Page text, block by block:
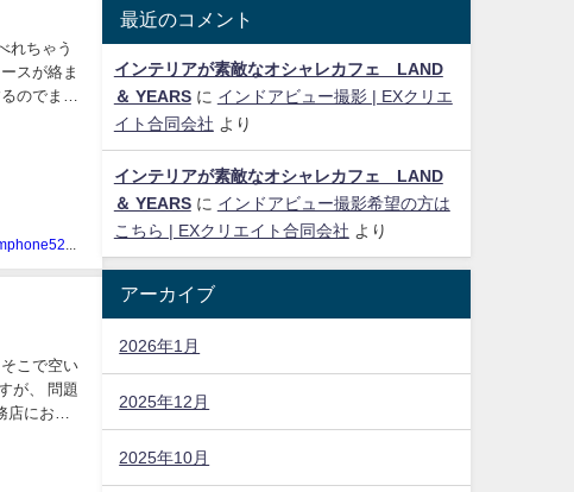
れちゃう
スが絡ま
のでまた
こで空い
が、 問題
にお願
最近のコメント
インテリアが素敵なオシャレカフェ LAND
＆ YEARSに インドアビュー撮影 | EXクリエ
イト合同会社 より
インテリアが素敵なオシャレカフェ LAND
＆ YEARSに インドアビュー撮影希望の方は
こちら | EXクリエイト合同会社 より
アーカイブ
2026年1月
2025年12月
2025年10月